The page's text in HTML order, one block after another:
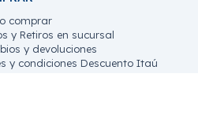
comprar
y Retiros en sucursal
y devoluciones
y condiciones Descuento Itaú